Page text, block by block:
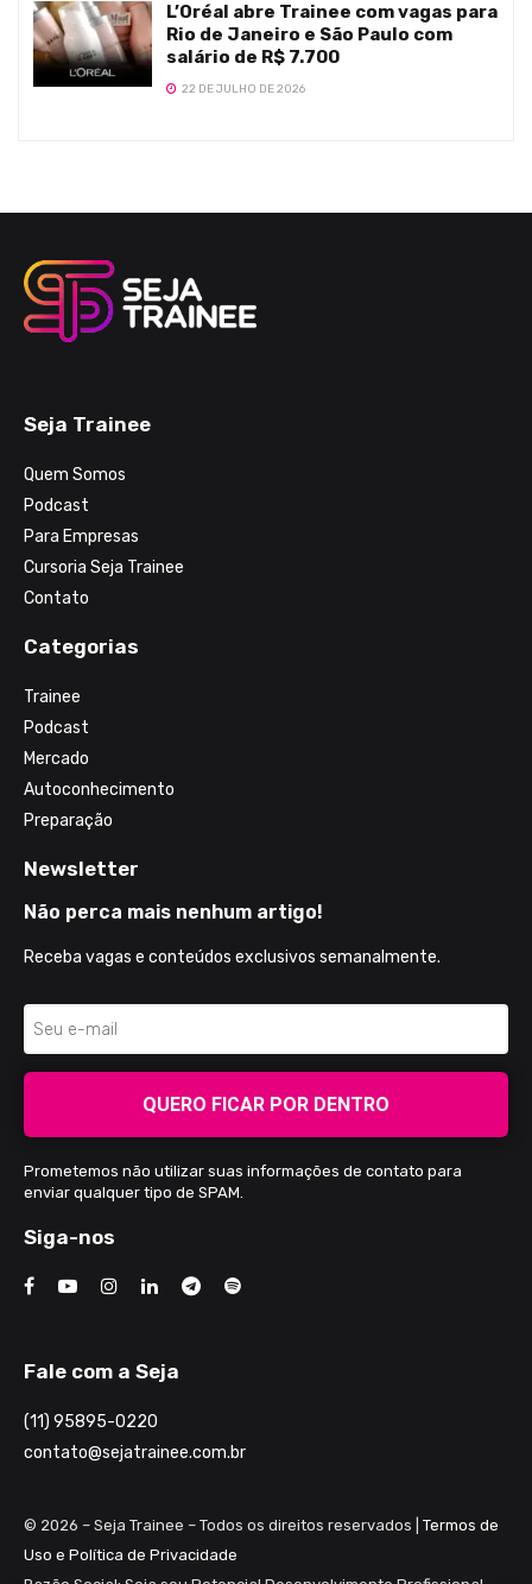
L’Oréal abre Trainee com vagas para
Rio de Janeiro e São Paulo com
salário de R$ 7.700
22 DE JULHO DE 2026
Seja Trainee
Quem Somos
Podcast
Para Empresas
Cursoria Seja Trainee
Contato
Categorias
Trainee
Podcast
Mercado
Autoconhecimento
Preparação
Newsletter
Não perca mais nenhum artigo!
Receba vagas e conteúdos exclusivos semanalmente.
QUERO FICAR POR DENTRO
Prometemos não utilizar suas informações de contato para
enviar qualquer tipo de SPAM.
Siga-nos
Fale com a Seja
(11) 95895-0220
contato@sejatrainee.com.br
© 2026 – Seja Trainee – Todos os direitos reservados | Termos de
Uso e Política de Privacidade